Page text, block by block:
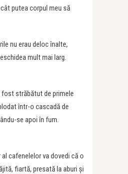
putea corpul meu să
nu erau deloc înalte,
mult mai larg.
fost străbătut de primele
într-o cascadă de
se apoi în fum.
al cafenelelor va dovedi că o
fiartă, presată la aburi și